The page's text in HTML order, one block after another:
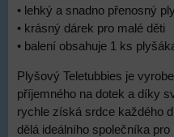
• lehký a snadno přenosný
• krásný dárek pro malé děti
• balení obsahuje 1 ks
Plyšový Teletubbies je
příjemného na dotek a díky
rychle získá srdce každého
dělá ideálního společníka